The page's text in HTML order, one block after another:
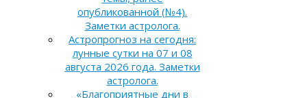
опубликованной (№4).
Заметки астролога.
Астропрогноз на сегодня:
лунные сутки на 07 и 08
августа 2026 года. Заметки
астролога.
«Благоприятные дни в